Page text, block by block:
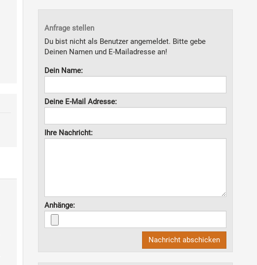
Anfrage stellen
Du bist nicht als Benutzer angemeldet. Bitte gebe
Deinen Namen und E-Mailadresse an!
Dein Name:
Deine E-Mail Adresse:
Ihre Nachricht:
Anhänge:
Nachricht abschicken